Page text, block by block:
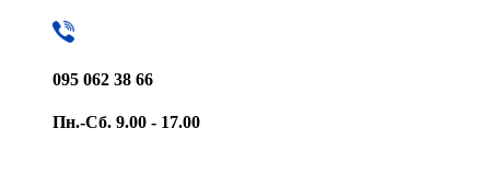
095 062 38 66
Пн.-Сб. 9.00 - 17.00